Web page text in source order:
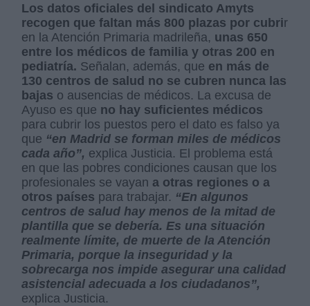
Los datos oficiales del sindicato Amyts
recogen que faltan más 800 plazas por cubrir
en la Atención Primaria madrileña, unas 650
entre los médicos de familia y otras 200 en
pediatría. Señalan, además, que en más de
130 centros de salud no se cubren nunca las
bajas o ausencias de médicos. La excusa de
Ayuso es que no hay suficientes médicos
para cubrir los puestos pero el dato es falso ya
que “en Madrid se forman miles de médicos
cada año”, explica Justicia. El problema está
en que las pobres condiciones causan que los
profesionales se vayan a otras regiones o a
otros países para trabajar. “En algunos
centros de salud hay menos de la mitad de
plantilla que se debería. Es una situación
realmente límite, de muerte de la Atención
Primaria, porque la inseguridad y la
sobrecarga nos impide asegurar una calidad
asistencial adecuada a los ciudadanos”,
explica Justicia.